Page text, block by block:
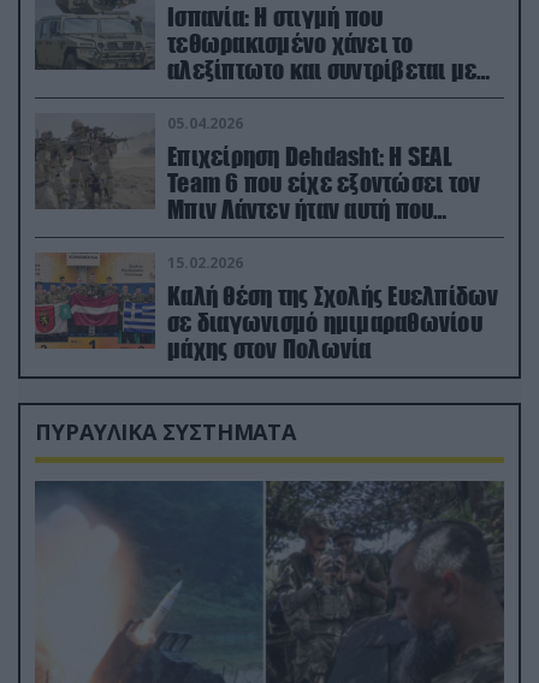
Ισπανία: Η στιγμή που
τεθωρακισμένο χάνει το
αλεξίπτωτο και συντρίβεται με
ορμή στο έδαφος (βίντεο)
05.04.2026
Επιχείρηση Dehdasht: Η SEAL
Team 6 που είχε εξοντώσει τον
Μπιν Λάντεν ήταν αυτή που
διέσωσε τον πιλότο του F-15
15.02.2026
Καλή θέση της Σχολής Ευελπίδων
σε διαγωνισμό ημιμαραθωνίου
μάχης στον Πολωνία
ΠΥΡΑΥΛΙΚΑ ΣΥΣΤΗΜΑΤΑ